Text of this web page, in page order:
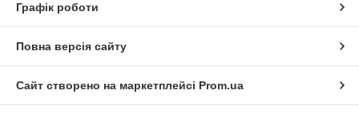
Графік роботи
Повна версія сайту
Сайт створено на маркетплейсі Prom.ua